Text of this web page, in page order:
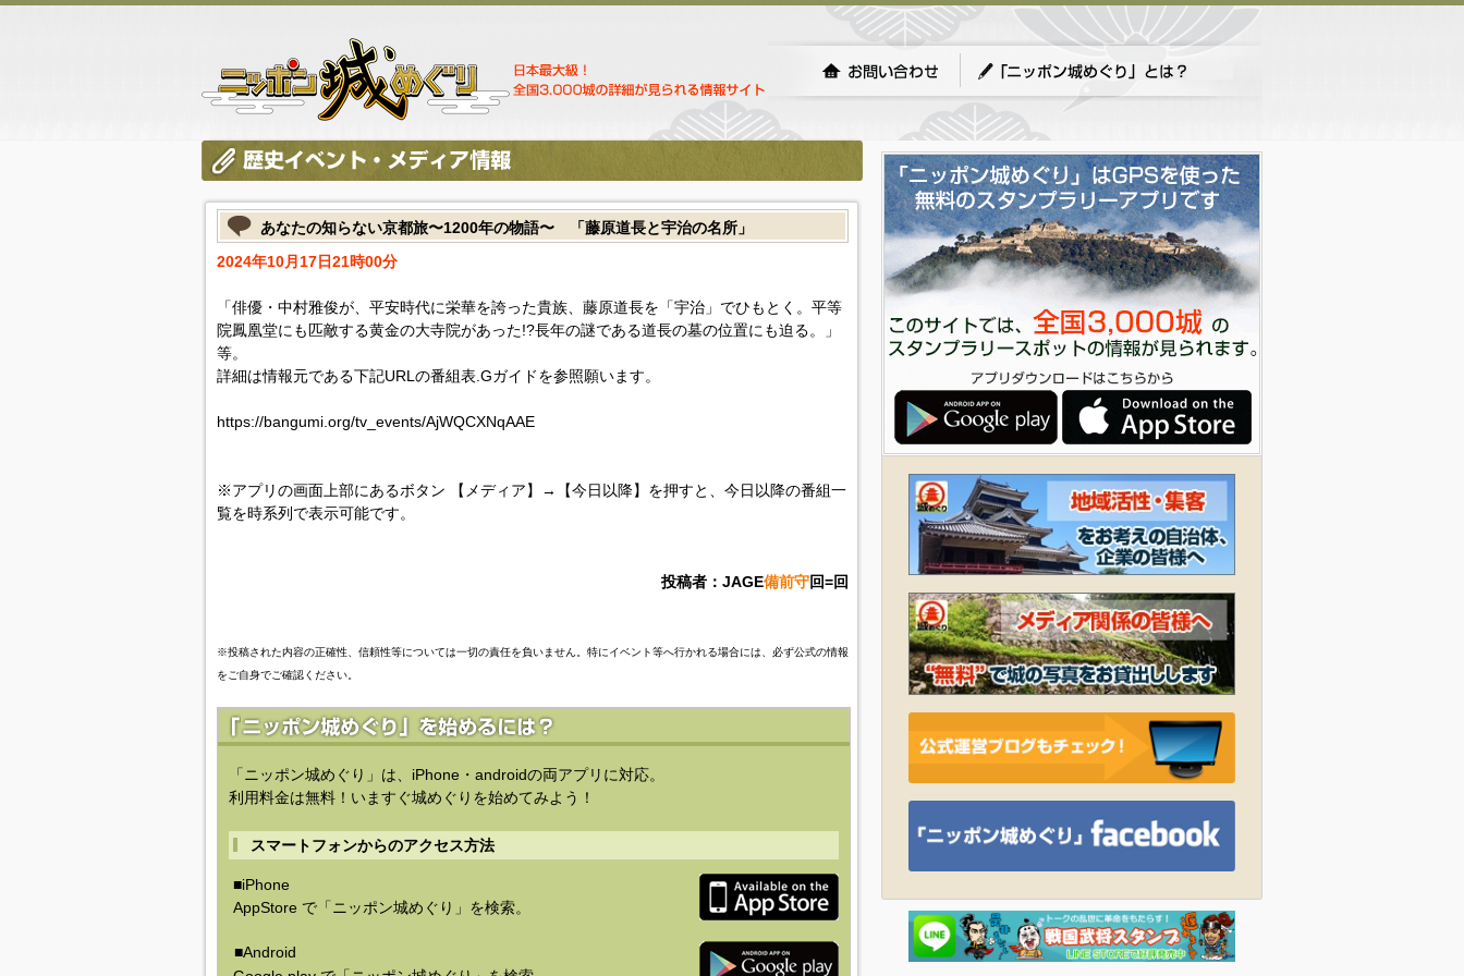
あなたの知らない京都旅〜1200年の物語〜 「藤原道長と宇治の名所」
2024年10月17日21時00分
「俳優・中村雅俊が、平安時代に栄華を誇った貴族、藤原道長を「宇治」でひもとく。平等
院鳳凰堂にも匹敵する黄金の大寺院があった!?長年の謎である道長の墓の位置にも迫る。」
等。
詳細は情報元である下記URLの番組表.Gガイドを参照願います。
https://bangumi.org/tv_events/AjWQCXNqAAE
※アプリの画面上部にあるボタン 【メディア】→【今日以降】を押すと、今日以降の番組一
覧を時系列で表示可能です。
投稿者：JAGE備前守回=回
※投稿された内容の正確性、信頼性等については一切の責任を負いません。特にイベント等へ行かれる場合には、必ず公式の情報
をご自身でご確認ください。
「ニッポン城めぐり」は、iPhone・androidの両アプリに対応。
利用料金は無料！いますぐ城めぐりを始めてみよう！
スマートフォンからのアクセス方法
■iPhone
AppStore で「ニッポン城めぐり」を検索。
■Android